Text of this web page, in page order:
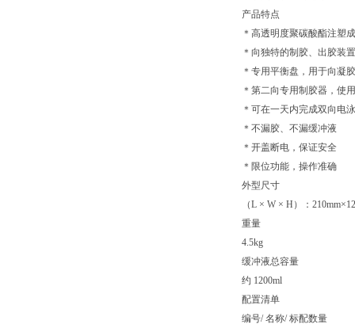
产品特点
＊高透明度聚碳酸酯注塑
＊向独特的制胶、出胶装
＊专用平衡盘，用于向凝
＊第二向专用制胶器，使
＊可在一天内完成双向电
＊不漏胶、不漏缓冲液
＊开盖断电，保证安全
＊限位功能，操作准确
外型尺寸
（L × W × H）：
重量
4.5kg
缓冲液总容量
约 1200ml
配置清单
编号/ 名称/ 标配数量